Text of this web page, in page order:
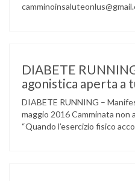
gruppo musicale GROOVY
MILANESE. L’ Associazione …
DIABETE
agonistica aperta a
DIABETE RUNNING –
maggio 2016 Camminata
“Quando l’esercizio fisico